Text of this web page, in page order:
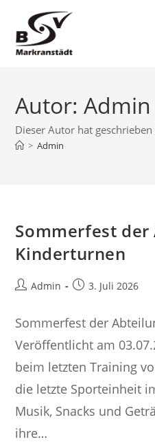
springen
Autor:Admin
Dieser Autor hat
> Admin
Sommerfest
Kinderturnen
Beitrags-
Admin
Beitrag3. Juli 2026
Sommerfest der
Veröffentlicht am
beim letzten Training
die letzte Sporteinheit
Musik, Snacks und
ihre…